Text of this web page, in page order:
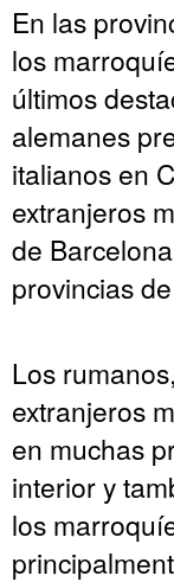
En las
los
últimos
alemanes
italianos en
extranjeros
de
provincias
Los
extranjeros
en muchas
interior y
los